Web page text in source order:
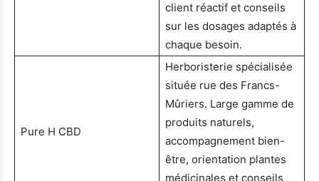
client réactif et conseils
sur les dosages adaptés à
chaque besoin.
Pure H CBD
Herboristerie spécialisée
située rue des Francs-
Mûriers. Large gamme de
produits naturels,
accompagnement bien-
être, orientation plantes
médicinales et conseils